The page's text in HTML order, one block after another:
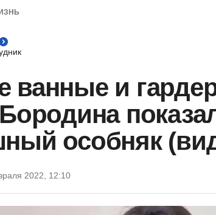
ванные и
особняк
2022, 12:10